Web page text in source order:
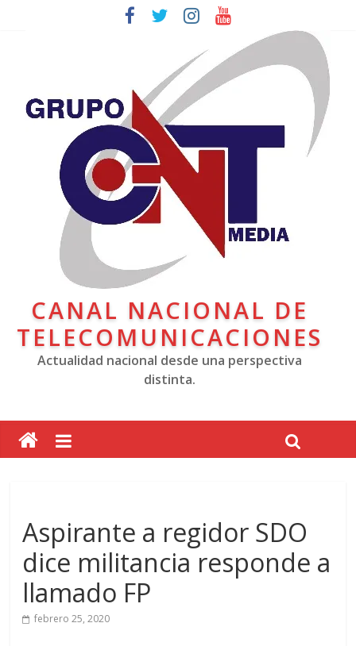
CANAL NACIONAL DE
TELECOMUNICACIONES
Actualidad nacional desde una perspectiva
distinta.
Aspirante a regidor SDO
dice militancia responde a
llamado FP
febrero 25, 2020